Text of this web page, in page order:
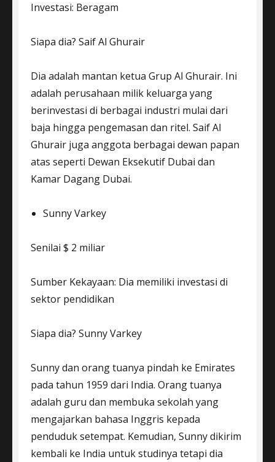
Investasi: Beragam
Siapa dia? Saif Al Ghurair
Dia adalah mantan ketua Grup Al Ghurair. Ini
adalah perusahaan milik keluarga yang
berinvestasi di berbagai industri mulai dari
baja hingga pengemasan dan ritel. Saif Al
Ghurair juga anggota berbagai dewan papan
atas seperti Dewan Eksekutif Dubai dan
Kamar Dagang Dubai.
Sunny Varkey
Senilai $ 2 miliar
Sumber Kekayaan: Dia memiliki investasi di
sektor pendidikan
Siapa dia? Sunny Varkey
Sunny dan orang tuanya pindah ke Emirates
pada tahun 1959 dari India. Orang tuanya
adalah guru dan membuka sekolah yang
mengajarkan bahasa Inggris kepada
penduduk setempat. Kemudian, Sunny dikirim
kembali ke India untuk studinya tetapi dia